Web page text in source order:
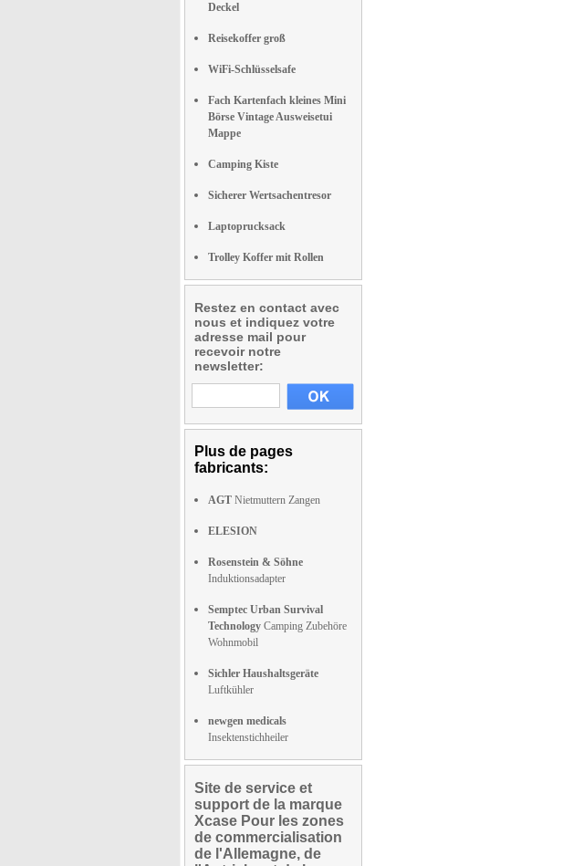
Deckel
Reisekoffer groß
WiFi-Schlüsselsafe
Fach Kartenfach kleines Mini
Börse Vintage Ausweisetui
Mappe
Camping Kiste
Sicherer Wertsachentresor
Laptoprucksack
Trolley Koffer mit Rollen
Restez en contact avec
nous et indiquez votre
adresse mail pour
recevoir notre
newsletter:
Plus de pages
fabricants:
AGT Nietmuttern Zangen
ELESION
Rosenstein & Söhne
Induktionsadapter
Semptec Urban Survival
Technology Camping Zubehöre
Wohnmobil
Sichler Haushaltsgeräte
Luftkühler
newgen medicals
Insektenstichheiler
Site de service et
support de la marque
Xcase Pour les zones
de commercialisation
de l'Allemagne, de